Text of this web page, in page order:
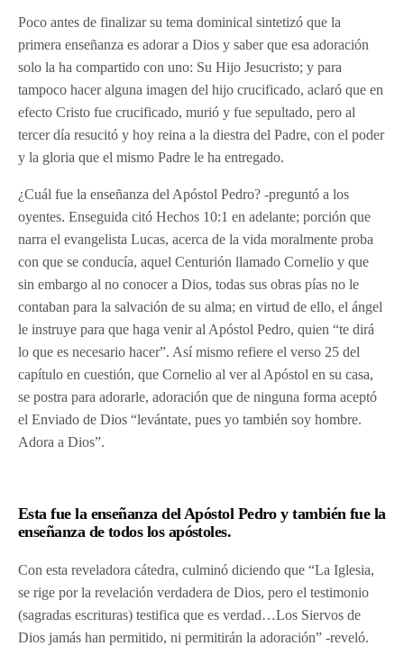
Poco antes de finalizar su tema dominical sintetizó que la
primera enseñanza es adorar a Dios y saber que esa adoración
solo la ha compartido con uno: Su Hijo Jesucristo; y para
tampoco hacer alguna imagen del hijo crucificado, aclaró que en
efecto Cristo fue crucificado, murió y fue sepultado, pero al
tercer día resucitó y hoy reina a la diestra del Padre, con el poder
y la gloria que el mismo Padre le ha entregado.
¿Cuál fue la enseñanza del Apóstol Pedro? -preguntó a los
oyentes. Enseguida citó Hechos 10:1 en adelante; porción que
narra el evangelista Lucas, acerca de la vida moralmente proba
con que se conducía, aquel Centurión llamado Cornelio y que
sin embargo al no conocer a Dios, todas sus obras pías no le
contaban para la salvación de su alma; en virtud de ello, el ángel
le instruye para que haga venir al Apóstol Pedro, quien “te dirá
lo que es necesario hacer”. Así mismo refiere el verso 25 del
capítulo en cuestión, que Cornelio al ver al Apóstol en su casa,
se postra para adorarle, adoración que de ninguna forma aceptó
el Enviado de Dios “levántate, pues yo también soy hombre.
Adora a Dios”.
Esta fue la enseñanza del Apóstol Pedro y también fue la
enseñanza de todos los apóstoles.
Con esta reveladora cátedra, culminó diciendo que “La Iglesia,
se rige por la revelación verdadera de Dios, pero el testimonio
(sagradas escrituras) testifica que es verdad…Los Siervos de
Dios jamás han permitido, ni permitirán la adoración” -reveló.